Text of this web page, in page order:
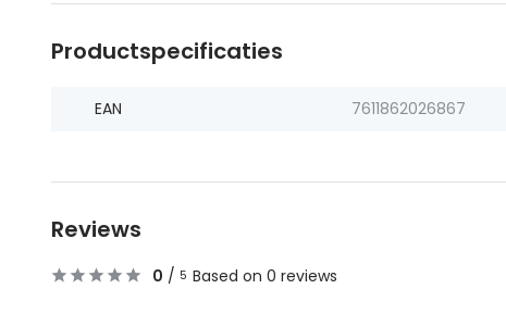
Productspecificaties
EAN 7611862026867
Reviews
0 / 5 Based on 0 reviews